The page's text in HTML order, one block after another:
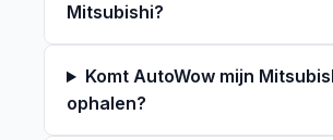
Mitsubishi?
Komt AutoWow mijn
ophalen?